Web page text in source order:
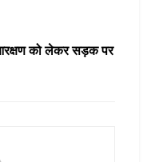
को लेकर सड़क पर